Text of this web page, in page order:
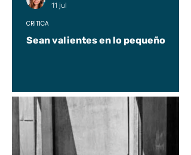
Sean valientes en lo pequeño
CRÍTICA
11 jul